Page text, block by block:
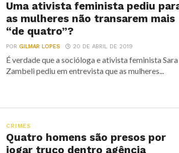
Uma ativista feminista pediu
as mulheres não transarem mais
“de quatro”?
PORGILMAR LOPES 20 DE ABRIL DE 2019
É verdade que a socióloga e ativista feminista Sara
Zambeli pediu em entrevista que as mulheres...
CRIMES
Quatro homens são presos por
jogar truco dentro agência